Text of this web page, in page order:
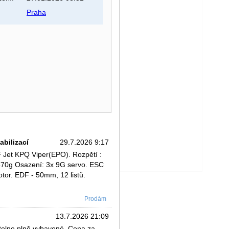
Praha
29.7.2026 9:17
KPQ Viper(EPO). Rozpětí :
Osazení: 3x 9G servo. ESC
EDF - 50mm, 12 listů.
Prodám
13.7.2026 21:09